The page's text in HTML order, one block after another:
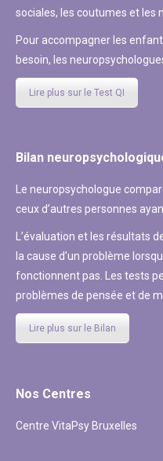
sociales, les coutumes et les
Pour accompagner les
besoin, les
Lire plus sur le Test QI
Bilan
Le neuropsychologue
ceux d’autres personnes
L’évaluation et les résultats
la cause d’un problème
fonctionnent pas. Les tests
problèmes de pensée et de
Lire plus sur le Bilan
Nos Centres
Centre VitaPsy Bruxelles